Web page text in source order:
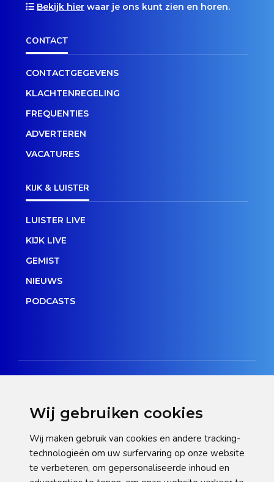
Wij gebruiken cookies
Wij maken gebruik van cookies en andere tracking-
technologieën om uw surfervaring op onze website
te verbeteren, om gepersonaliseerde inhoud en
Bekijk hier waar je ons kunt zien en horen.
CONTACT
CONTACTGEGEVENS
KLACHTENREGELING
FREQUENTIES
ADVERTEREN
VACATURES
KIJK & LUISTER
LUISTER LIVE
KIJK LIVE
GEMIST
NIEUWS
PODCASTS
Privacy verklaring
Cookie statement